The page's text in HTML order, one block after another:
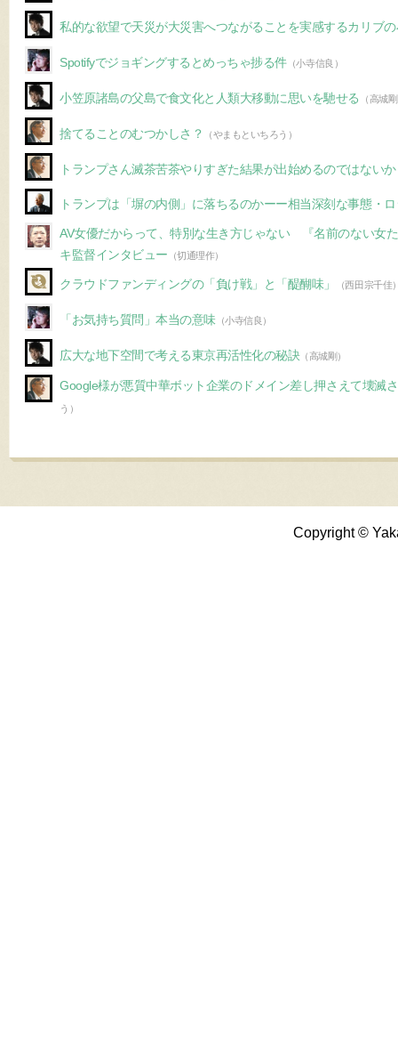
私的な欲望で天災が大災害へつながることを実感するカリブ
Spotifyでジョギングするとめっちゃ捗る件（小寺信良）
小笠原諸島の父島で食文化と人類大移動に思いを馳せる （高城
捨てることのむつかしさ？ （やまもといちろう）
トランプさん滅茶苦茶やりすぎた結果が出始めるのではない
トランプは「塀の内側」に落ちるのかーー相当深刻な事態・
AV女優だからって、特別な生き方じゃない 『名前のない女
キ監督インタビュー （切通理作）
クラウドファンディングの「負け戦」と「醍醐味」 （西田宗千佳
「お気持ち質問」本当の意味（小寺信良）
広大な地下空間で考える東京再活性化の秘訣（高城剛）
Google様が悪質中華ボット企業のドメイン差し押さえて壊滅
う）
Copyright ©